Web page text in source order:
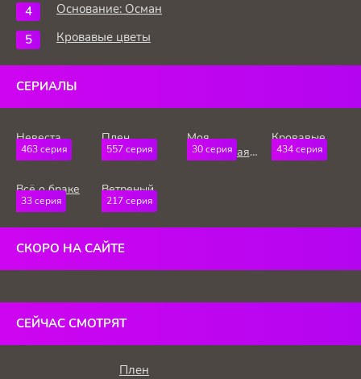
Основание: Осман
Кровавые цветы
СЕРИАЛЫ
463 серия
Невеста
557 серия
Плен
30 серия
Моя
прекрасная
434 серия
Кровавые
цветы
33 серия
Всё о браке
217 серия
Ветреный
холм
СКОРО НА САЙТЕ
СЕЙЧАС СМОТРЯТ
Плен